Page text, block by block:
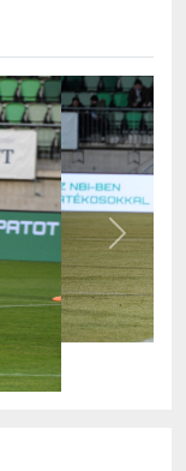
Next